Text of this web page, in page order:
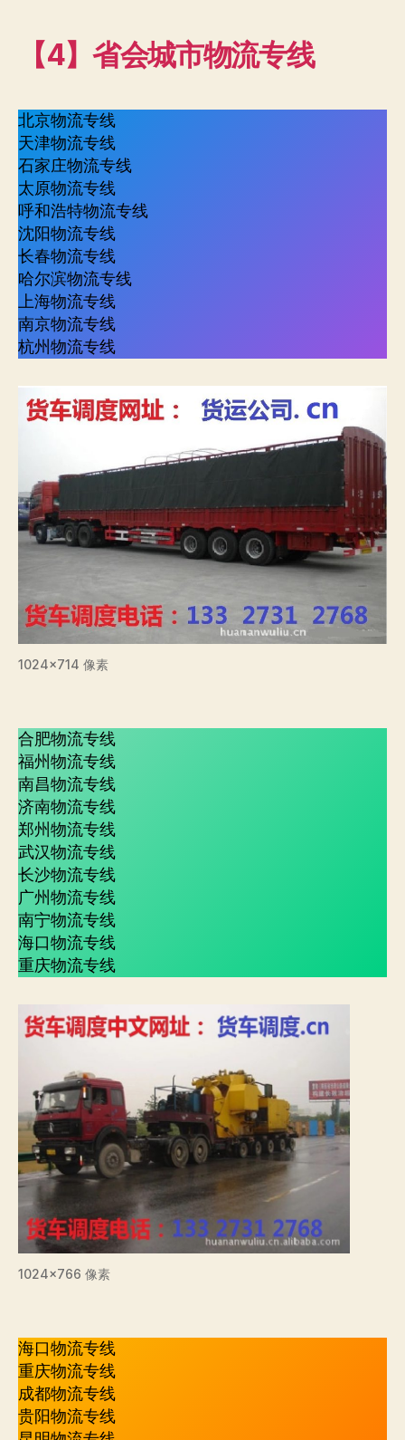
【4】省会城市物流专线
北京物流专线
天津物流专线
石家庄物流专线
太原物流专线
呼和浩特物流专线
沈阳物流专线
长春物流专线
哈尔滨物流专线
上海物流专线
南京物流专线
杭州物流专线
1024×714 像素
合肥物流专线
福州物流专线
南昌物流专线
济南物流专线
郑州物流专线
武汉物流专线
长沙物流专线
广州物流专线
南宁物流专线
海口物流专线
重庆物流专线
1024×766 像素
海口物流专线
重庆物流专线
成都物流专线
贵阳物流专线